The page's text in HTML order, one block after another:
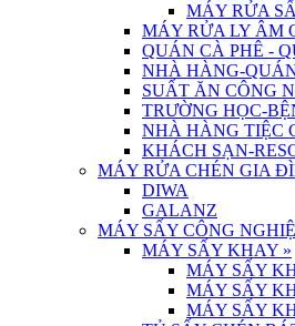
MÁY RỬA
MÁY RỬA LY ÂM
QUÁN CÀ PHÊ -
NHÀ HÀNG-
SUẤT ĂN CÔNG
TRƯỜNG HỌC-
NHÀ HÀNG TIỆC
KHÁCH SẠN-
MÁY RỬA CHÉN GIA
DIWA
GALANZ
MÁY SẤY CÔNG
MÁY SẤY KHAY »
MÁY SẤY
MÁY SẤY
MÁY SẤY